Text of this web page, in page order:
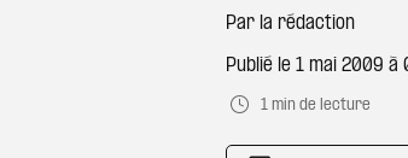
Par la rédaction
Publié le 1 mai 2009 à
1 min de lecture